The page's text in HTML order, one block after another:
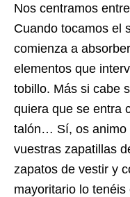
Nos centramos
Cuando tocamos el
comienza a
elementos que
tobillo. Más si cabe
quiera que se entra
talón… Sí, os animo
vuestras zapatillas
zapatos de vestir y
mayoritario lo